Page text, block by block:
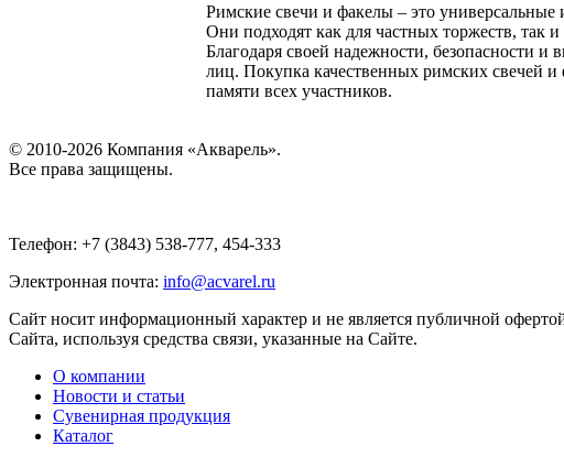
Римские свечи и факелы – это
Они подходят как для частных торжеств, так
Благодаря своей надежности, безопасности и
лиц. Покупка качественных римских свечей и
памяти всех участников.
© 2010-2026 Компания «Акварель».
Все права защищены.
Телефон: +7 (3843) 538-777, 454-333
Электронная почта: info@acvarel.ru
Сайт носит информационный характер и не является публичной
Сайта, используя средства связи, указанные на Сайте.
О компании
Новости и статьи
Сувенирная продукция
Каталог